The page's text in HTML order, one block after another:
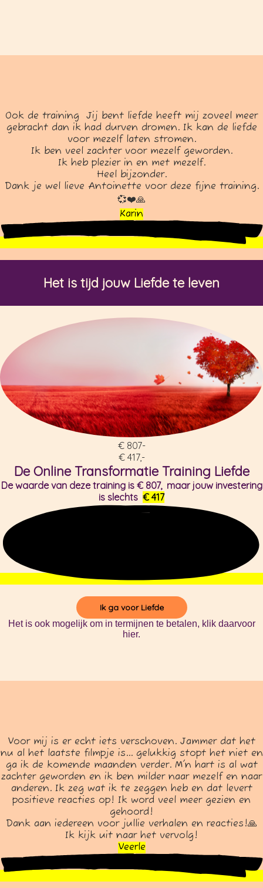
Ook de training Jij bent liefde heeft mij zoveel meer
gebracht dan ik had durven dromen. Ik kan de liefde
voor mezelf laten stromen.
Ik ben veel zachter voor mezelf geworden.
Ik heb plezier in en met mezelf.
Heel bijzonder.
Dank je wel lieve Antoinette voor deze fijne training.
💞❤️🙏
Karin
Het is tijd jouw Liefde te leven
€ 807-
€ 417,-
De Online Transformatie Training Liefde
De waarde van deze training is € 807, maar jouw investering
is slechts € 417
Ik ga voor Liefde
Het is ook mogelijk om in termijnen te betalen, klik daarvoor
hier.
Voor mij is er echt iets verschoven. Jammer dat het
nu al het laatste filmpje is... gelukkig stopt het niet en
ga ik de komende maanden verder. M'n hart is al wat
zachter geworden en ik ben milder naar mezelf en naar
anderen. Ik zeg wat ik te zeggen heb en dat levert
positieve reacties op! Ik word veel meer gezien en
gehoord!
Dank aan iedereen voor jullie verhalen en reacties!🙏
Ik kijk uit naar het vervolg!
Veerle